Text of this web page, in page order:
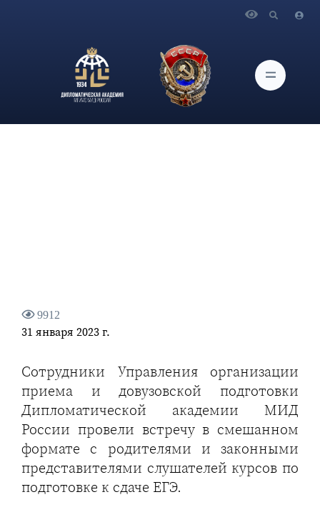
довузовской подготовки Дипломатической академии МИД
России провели родительское собрание на курсах по
подготовке к сдаче ЕГЭ
9912
31 января 2023 г.
Сотрудники Управления организации
приема и довузовской подготовки
Дипломатической академии МИД
России провели встречу в смешанном
формате с родителями и законными
представителями слушателей курсов по
подготовке к сдаче ЕГЭ.